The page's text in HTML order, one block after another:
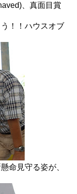
、真面目賞
！！ハウスオブ
命見守る姿が、